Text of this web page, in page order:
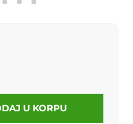
U KORPU